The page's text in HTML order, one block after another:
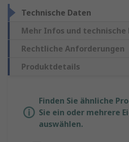
Technische Daten
Mehr Infos und technische
Rechtliche Anforderungen
Produktdetails
Finden Sie ähnliche
Sie ein oder mehrere
auswählen.